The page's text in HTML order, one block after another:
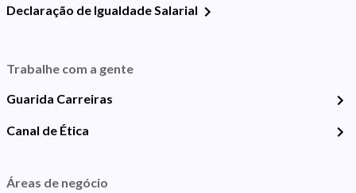
Declaração de Igualdade Salarial
Trabalhe com a gente
Guarida Carreiras
Canal de Ética
Áreas de negócio